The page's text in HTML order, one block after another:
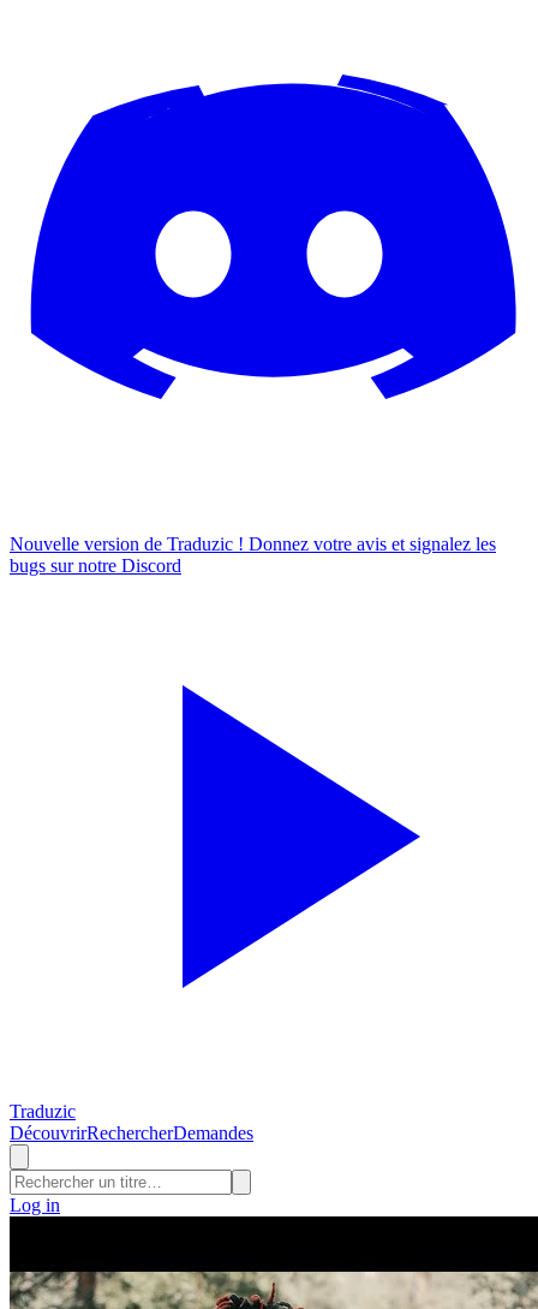
Nouvelle version de Traduzic ! Donnez votre avis et signalez les
bugs sur notre Discord
Traduzic
DécouvrirRechercherDemandes
Log in